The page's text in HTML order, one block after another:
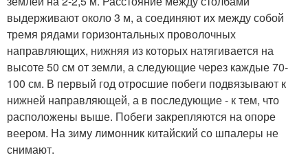
выдерживают около 3 м, а соединяют их между собой
тремя рядами горизонтальных проволочных
направляющих, нижняя из которых натягивается на
высоте 50 см от земли, а следующие через каждые 70-
100 см. В первый год отросшие побеги подвязывают к
нижней направляющей, а в последующие - к тем, что
расположены выше. Побеги закрепляются на опоре
веером. На зиму лимонник китайский со шпалеры не
снимают.